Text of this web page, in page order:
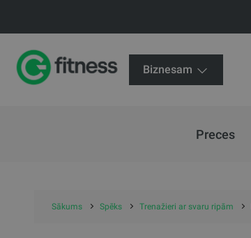
Biznesam
Preces
Sākums Spēks Trenažieri ar svaru ripām